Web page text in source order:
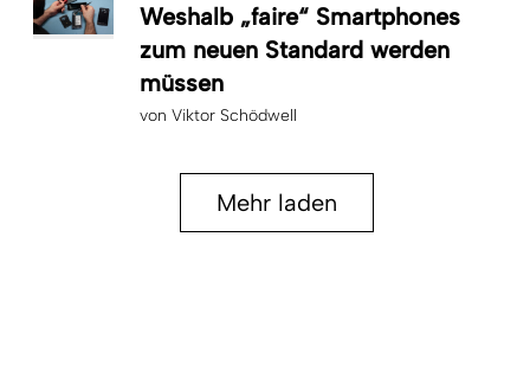
Weshalb „faire“ Smartphones
zum neuen Standard werden
müssen
von Viktor Schödwell
Mehr laden